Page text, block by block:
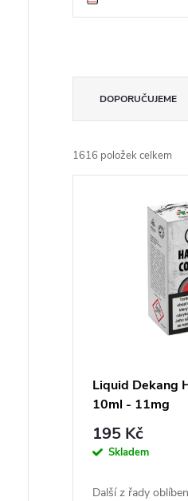
a
z
DOPORUČUJEME
1616 položek celkem
Liquid Dekang
10ml - 11mg
195 Kč
Skladem
Další z řady